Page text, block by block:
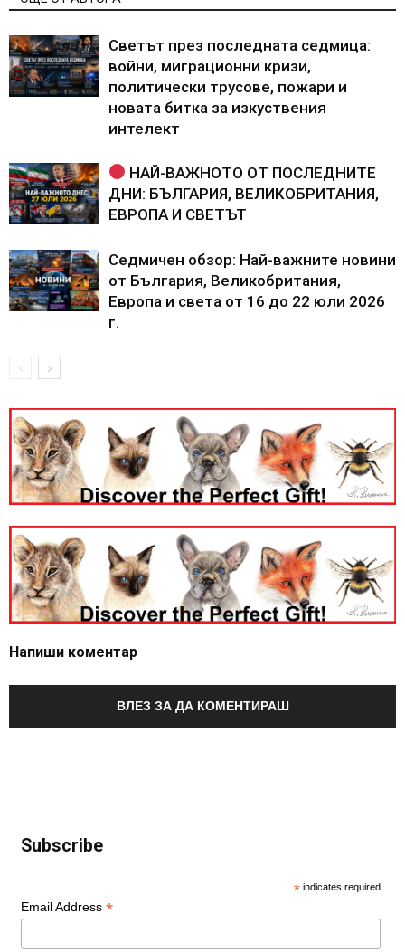
Светът през последната седмица:
войни, миграционни кризи,
политически трусове, пожари и
новата битка за изкуствения
интелект
НАЙ-ВАЖНОТО ОТ ПОСЛЕДНИТЕ
ДНИ: БЪЛГАРИЯ, ВЕЛИКОБРИТАНИЯ,
ЕВРОПА И СВЕТЪТ
Седмичен обзор: Най-важните новини
от България, Великобритания,
Европа и света от 16 до 22 юли 2026
г.
Напиши коментар
ВЛЕЗ ЗА ДА КОМЕНТИРАШ
Subscribe
* indicates required
Email Address *